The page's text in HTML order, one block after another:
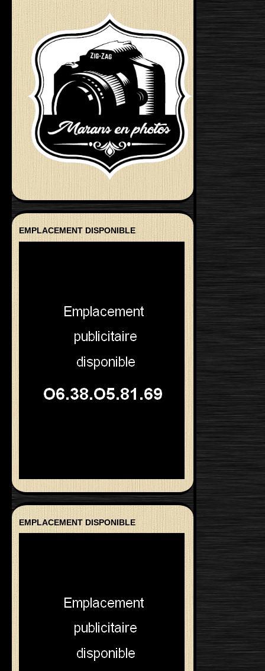
EMPLACEMENT DISPONIBLE
EMPLACEMENT DISPONIBLE